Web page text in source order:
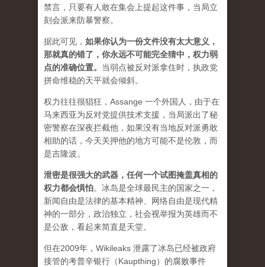
禁言，只要有人敢在集会上提起这件事，当局立
刻会派来防暴警察。
据此可见， 如果你认为一份文件没有太大意义，
那就真的错了，你永远不可能完全猜中，权力弱
点的准确位置。 当弱点被反对派拿住时，执政党
拼命维稳的天平就会倾斜。
权力往往很猖狂，Assange 一个外国人，由于在
马来西亚为反对党提供技术支援，当局派出了秘
密警察在深夜拦截他，如果没有当地反对派勇敢
相助的话，今天关押他的地方可能不是伦敦，而
是吉隆波。
泄密是很强大的武器，任何一个试图掩盖真相的
权力都会惧怕。 冰岛是全球最民主的国家之一，
新闻自由是法律的基本精神、网络自由是现代精
神的一部分，政治独立，社会视举报为英雄而不
是公敌，看起来简直是天堂。
但在2009年，Wikileaks 泄露了冰岛已经被政府
接管的考普辛银行（Kaupthing）的腐败事件